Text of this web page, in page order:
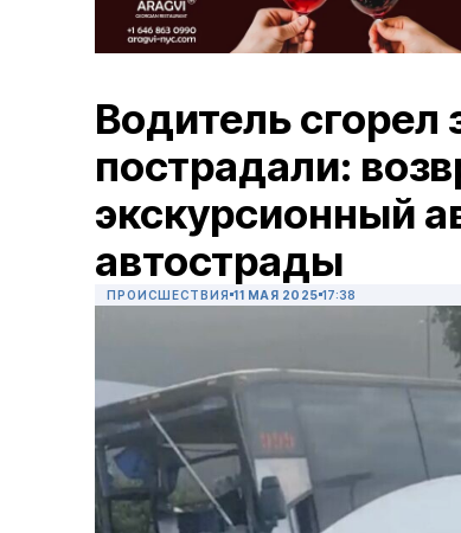
Водитель сгорел
пострадали:
экскурсионный
автострады
ПРОИСШЕСТВИЯ 11 МАЯ 2025 17:38